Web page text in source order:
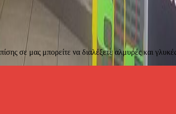
σε μας μπορείτε να διαλέξετε αλμυρές και